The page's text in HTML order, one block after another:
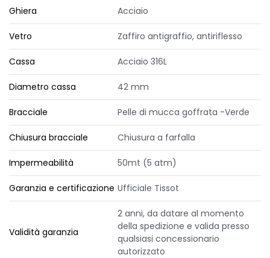
Ghiera Acciaio
Vetro Zaffiro antigraffio, antiriflesso
Cassa Acciaio 316L
Diametro cassa 42 mm
Bracciale Pelle di mucca goffrata -Verde
Chiusura bracciale Chiusura a farfalla
Impermeabilità 50mt (5 atm)
Garanzia e certificazione Ufficiale Tissot
Validità garanzia
2 anni, da datare al momento
della spedizione e valida presso
qualsiasi concessionario
autorizzato